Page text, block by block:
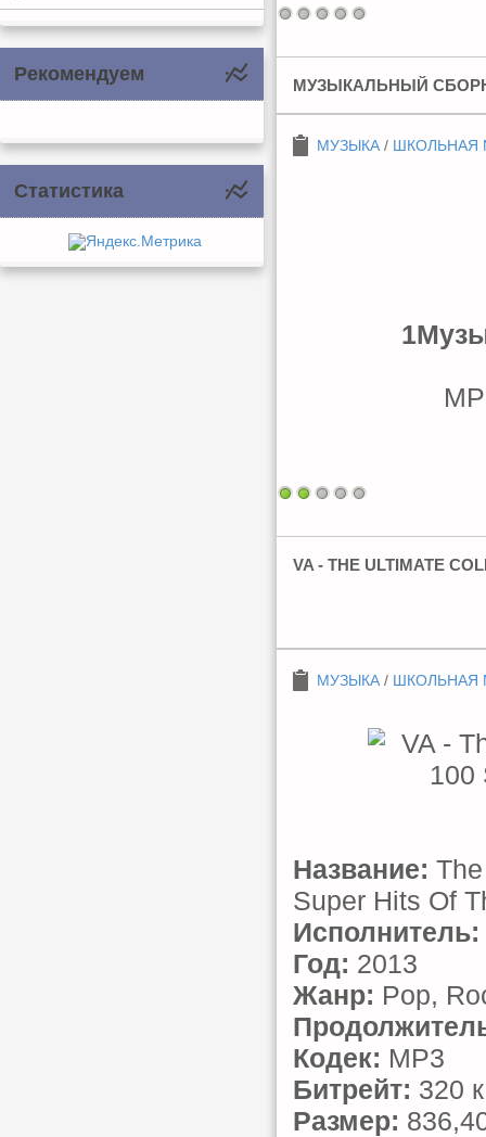
Рекомендуем
Статистика
МУЗЫКАЛЬНЫЙ
МУЗЫКА / ШКОЛЬНАЯ
VA - THE ULTIMATE
МУЗЫКА / ШКОЛЬНАЯ
Название:
Super Hits Of
Исполнитель:
Год: 2013
Жанр: Pop,
Кодек: MP3
Битрейт: 320
Размер: